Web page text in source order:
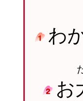
わ
お